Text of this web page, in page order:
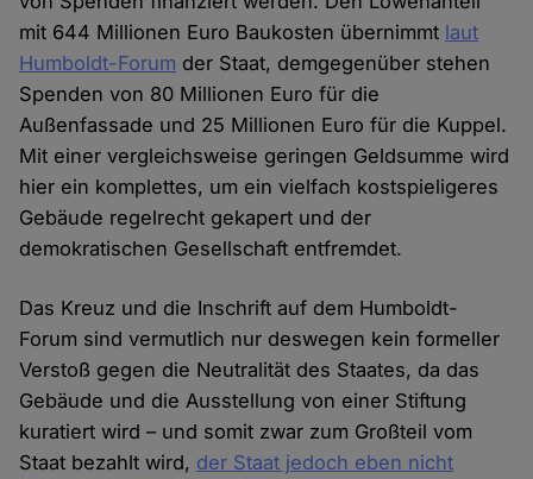
mit 644 Millionen Euro Baukosten übernimmt laut
Humboldt-Forum der Staat, demgegenüber stehen
Spenden von 80 Millionen Euro für die
Außenfassade und 25 Millionen Euro für die Kuppel.
Mit einer vergleichsweise geringen Geldsumme wird
hier ein komplettes, um ein vielfach kostspieligeres
Gebäude regelrecht gekapert und der
demokratischen Gesellschaft entfremdet.
Das Kreuz und die Inschrift auf dem Humboldt-
Forum sind vermutlich nur deswegen kein formeller
Verstoß gegen die Neutralität des Staates, da das
Gebäude und die Ausstellung von einer Stiftung
kuratiert wird – und somit zwar zum Großteil vom
Staat bezahlt wird, der Staat jedoch eben nicht